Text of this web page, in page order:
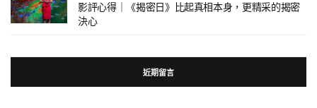
影評心得｜《揭密日》比起真相本身，更精采的揭密
決心
近期留言